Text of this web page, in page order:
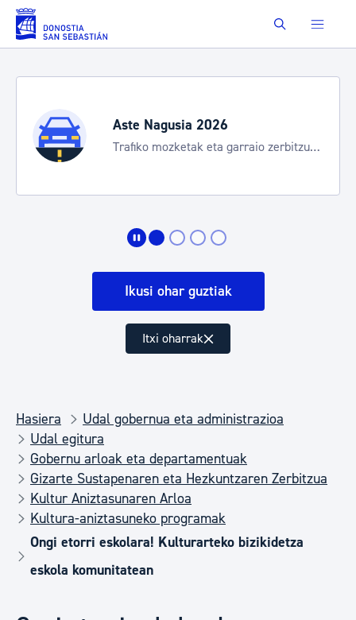
Eduki nagusira joan Buscar
Aste Nagusia 2026
Trafiko mozketak eta garraio zerbitzu
Ikusi ohar guztiak
Itxi oharrak
Hasiera
Udal gobernua eta administrazioa
Udal egitura
Gobernu arloak eta departamentuak
Gizarte Sustapenaren eta Hezkuntzaren Zerbitzua
Kultur Aniztasunaren Arloa
Kultura-aniztasuneko programak
Ongi etorri eskolara! Kulturarteko bizikidetza
eskola komunitatean